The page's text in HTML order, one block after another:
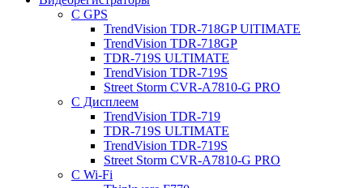
С GPS
TrendVision TDR-718GP UlTIMATE
TrendVision TDR-718GP
TDR-719S ULTIMATE
TrendVision TDR-719S
Street Storm CVR-A7810-G PRO
С Дисплеем
TrendVision TDR-719
TDR-719S ULTIMATE
TrendVision TDR-719S
Street Storm CVR-A7810-G PRO
С Wi-Fi